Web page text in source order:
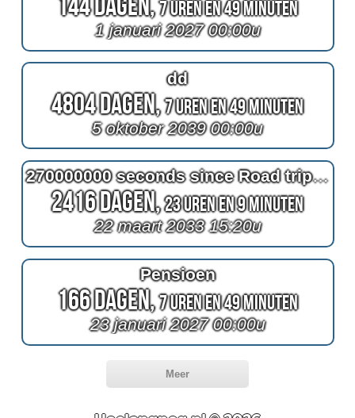
7 Uren en 49 Minuten
1 januari 2027 00:00u
dd
4804 Dagen,7 Uren en 49 Minuten
5 oktober 2039 00:00u
270000000 seconds since Road trip Zuid-Afrika & Namibie
2416 Dagen,23 Uren en 9 Minuten
22 maart 2033 15:20u
Pensioen
166 Dagen,7 Uren en 49 Minuten
23 januari 2027 00:00u
Meer